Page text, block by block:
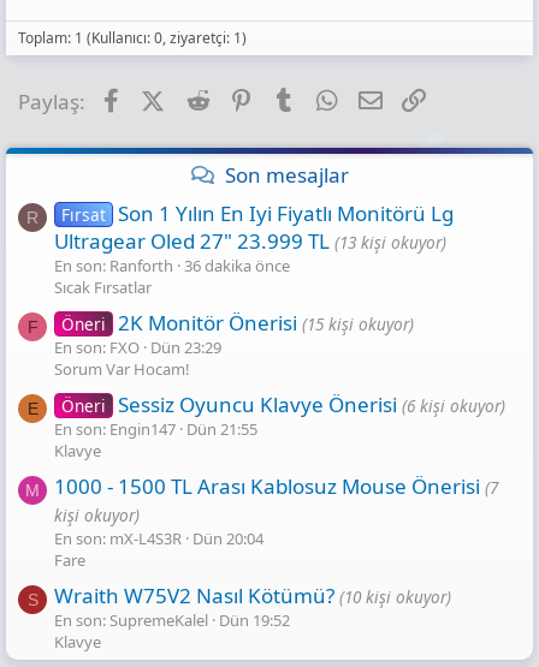
Toplam: 1 (Kullanıcı: 0, ziyaretçi: 1)
Paylaş: FacebookX (Twitter)
Reddit PinterestTumblr WhatsApp
E-posta
Son mesajlar
R Fırsat Son 1 Yılın En Iyi Fiyatlı Monitörü Lg
Ultragear Oled 27" 23.999 TL (13 kişi okuyor)
En son: Ranforth 36 dakika önce
Sıcak Fırsatlar
F Öneri 2K Monitör Önerisi (15 kişi okuyor)
En son: FXO Dün 23:29
Sorum Var Hocam!
E Öneri Sessiz Oyuncu Klavye Önerisi (6 kişi okuyor)
En son: Engin147 Dün 21:55
Klavye
M 1000 - 1500 TL Arası Kablosuz Mouse Önerisi (7
kişi okuyor)
En son: mX-L4S3R
Dün 20:04
Fare
S Wraith W75V2 Nasıl Kötümü? (10 kişi okuyor)
En son: SupremeKalel Dün 19:52
Klavye